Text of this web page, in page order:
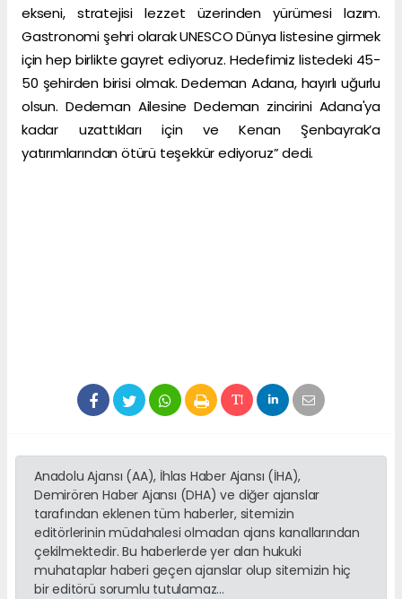
ekseni, stratejisi lezzet üzerinden yürümesi lazım.
Gastronomi şehri olarak UNESCO Dünya listesine girmek
için hep birlikte gayret ediyoruz. Hedefimiz listedeki 45-
50 şehirden birisi olmak. Dedeman Adana, hayırlı uğurlu
olsun. Dedeman Ailesine Dedeman zincirini Adana'ya
kadar uzattıkları için ve Kenan Şenbayrak’a
yatırımlarından ötürü teşekkür ediyoruz” dedi.
Anadolu Ajansı (AA), İhlas Haber Ajansı (İHA),
Demirören Haber Ajansı (DHA) ve diğer ajanslar
tarafından eklenen tüm haberler, sitemizin
editörlerinin müdahalesi olmadan ajans kanallarından
çekilmektedir. Bu haberlerde yer alan hukuki
muhataplar haberi geçen ajanslar olup sitemizin hiç
bir editörü sorumlu tutulamaz...